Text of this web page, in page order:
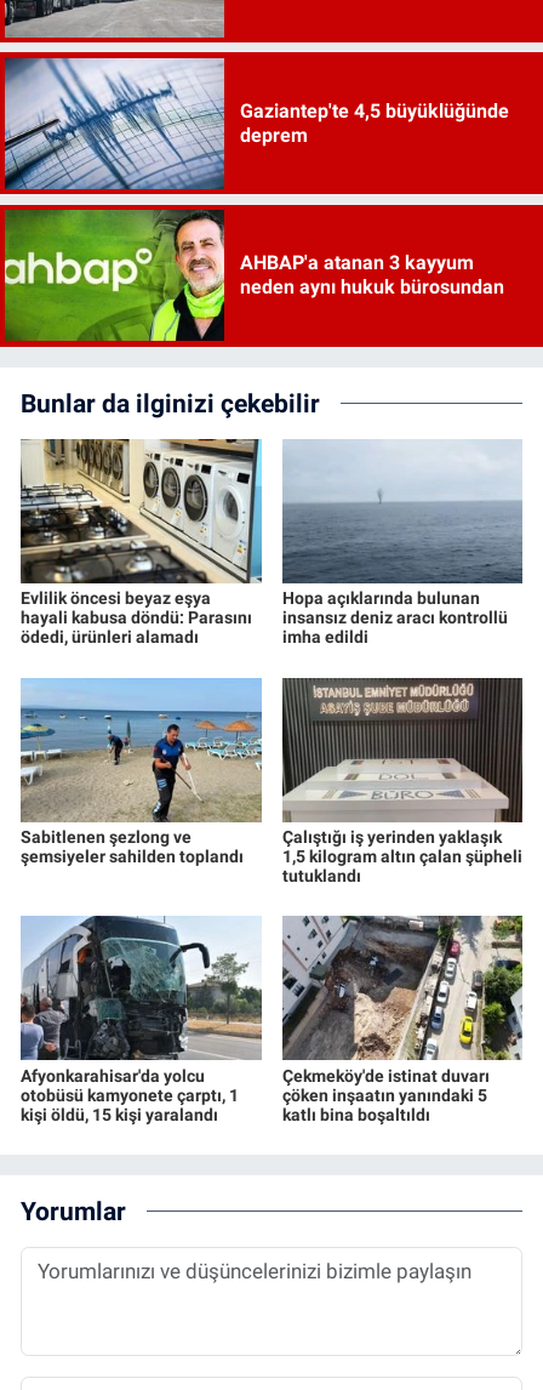
Gaziantep'te 4,5 büyüklüğünde
deprem
AHBAP'a atanan 3 kayyum
neden aynı hukuk bürosundan
Bunlar da ilginizi çekebilir
Evlilik öncesi beyaz eşya
hayali kabusa döndü: Parasını
ödedi, ürünleri alamadı
Hopa açıklarında bulunan
insansız deniz aracı kontrollü
imha edildi
Sabitlenen şezlong ve
şemsiyeler sahilden toplandı
Çalıştığı iş yerinden yaklaşık
1,5 kilogram altın çalan şüpheli
tutuklandı
Afyonkarahisar'da yolcu
otobüsü kamyonete çarptı, 1
kişi öldü, 15 kişi yaralandı
Çekmeköy'de istinat duvarı
çöken inşaatın yanındaki 5
katlı bina boşaltıldı
Yorumlar